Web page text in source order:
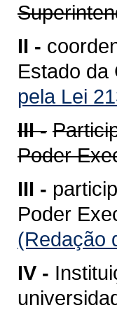
II -
Estado da
pela Lei
III -
Poder
III -
Poder
(Redação
IV -